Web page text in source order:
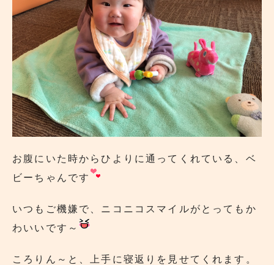
お腹にいた時からひよりに通ってくれている、ベ
ビーちゃんです
いつもご機嫌で、ニコニコスマイルがとってもか
わいいです～
ころりん～と、上手に寝返りを見せてくれます。